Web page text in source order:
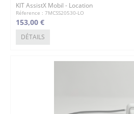
KIT AssistX Mobil - Location
Réference : 7MCSS20530-LO
153,00 €
DÉTAILS